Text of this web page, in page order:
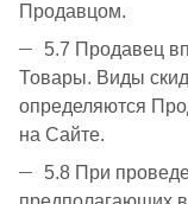
Продавцом.
5.7 Продавец
Товары. Виды
определяются
на Сайте.
5.8 При